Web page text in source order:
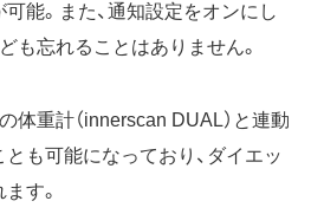
能。また、通知設定をオンにし
も忘れることはありません。
体重計（innerscan DUAL）と連動
も可能になっており、ダイエッ
す。